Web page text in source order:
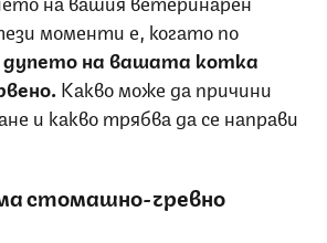
моменти е, когато по
дупето на вашата котка
Какво може да причини
и какво трябва да се направи
стомашно-чревно